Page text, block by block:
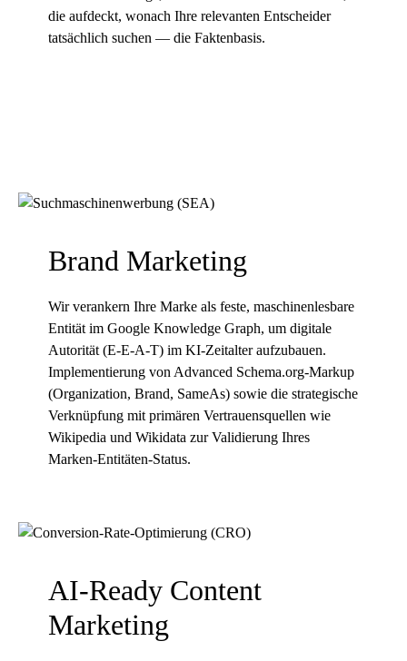
die aufdeckt, wonach Ihre relevanten Entscheider
tatsächlich suchen — die Faktenbasis.
Brand Marketing
Wir verankern Ihre Marke als feste, maschinenlesbare
Entität im Google Knowledge Graph, um digitale
Autorität (E-E-A-T) im KI-Zeitalter aufzubauen.
Implementierung von Advanced Schema.org-Markup
(Organization, Brand, SameAs) sowie die strategische
Verknüpfung mit primären Vertrauensquellen wie
Wikipedia und Wikidata zur Validierung Ihres
Marken-Entitäten-Status.
AI-Ready Content
Marketing